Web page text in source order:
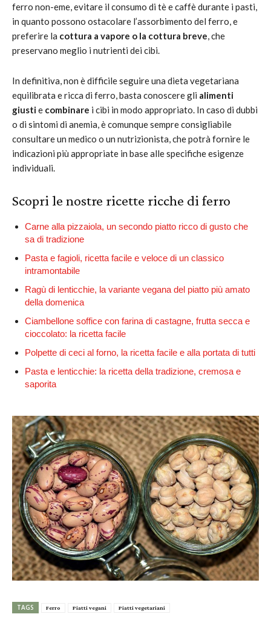
ferro non-eme, evitare il consumo di tè e caffè durante i pasti,
in quanto possono ostacolare l’assorbimento del ferro, e
preferire la cottura a vapore o la cottura breve, che
preservano meglio i nutrienti dei cibi.
In definitiva, non è difficile seguire una dieta vegetariana
equilibrata e ricca di ferro, basta conoscere gli alimenti
giustie combinare i cibi in modo appropriato. In caso di dubbi
o di sintomi di anemia, è comunque sempre consigliabile
consultare un medico o un nutrizionista, che potrà fornire le
indicazioni più appropriate in base alle specifiche esigenze
individuali.
Scopri le nostre ricette ricche di ferro
Carne alla pizzaiola, un secondo piatto ricco di gusto che
sa di tradizione
Pasta e fagioli, ricetta facile e veloce di un classico
intramontabile
Ragù di lenticchie, la variante vegana del piatto più amato
della domenica
Ciambellone soffice con farina di castagne, frutta secca e
cioccolato: la ricetta facile
Polpette di ceci al forno, la ricetta facile e alla portata di tutti
Pasta e lenticchie: la ricetta della tradizione, cremosa e
saporita
TAGS Ferro Piatti vegani Piatti vegetariani